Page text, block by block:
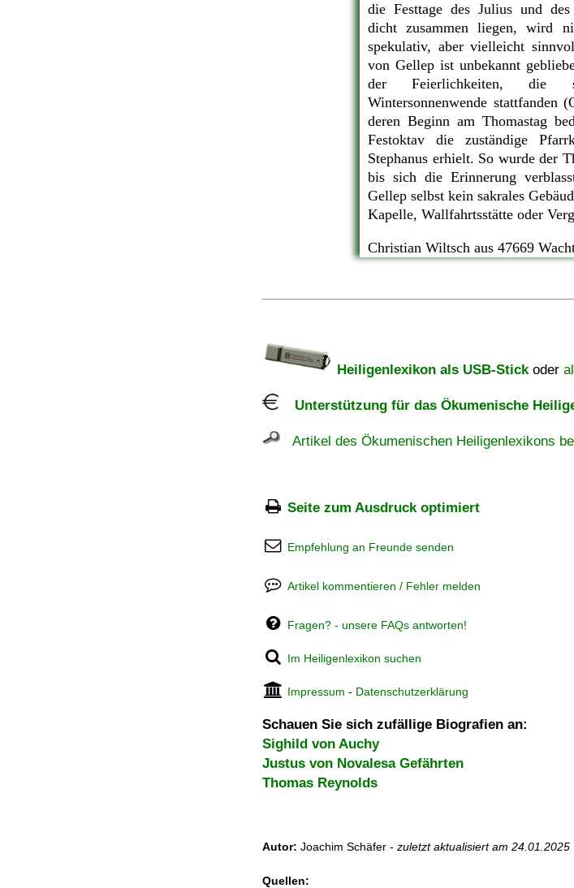
die Festtage des Julius und
dicht zusammen liegen, wird
spekulativ, aber vielleicht
von Gellep ist unbekannt
der Feierlichkeiten, die
Wintersonnenwende stattfanden
deren Beginn am Thomastag
Festoktav die zuständige
Stephanus erhielt. So wurde der
bis sich die Erinnerung
Gellep selbst kein sakrales
Kapelle, Wallfahrtsstätte oder
Christian Wiltsch aus 47669
Heiligenlexikon als USB-Stickoder
Unterstützung für das Ökumenische
Artikel des Ökumenischen Heiligenlexikons
Seite zum Ausdruck optimiert
Empfehlung an Freunde senden
Artikel kommentieren / Fehler melden
Fragen? - unsere FAQs antworten!
Im Heiligenlexikon suchen
Impressum - Datenschutzerklärung
Schauen Sie sich zufällige Biografien an:
Sighild von Auchy
Justus von Novalesa Gefährten
Thomas Reynolds
Autor: Joachim Schäfer - zuletzt aktualisiert am 24.01.2025
Quellen: